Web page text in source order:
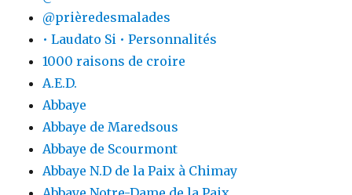
@prièredesmalades
• Laudato Si • Personnalités
1000 raisons de croire
A.E.D.
Abbaye
Abbaye de Maredsous
Abbaye de Scourmont
Abbaye N.D de la Paix à Chimay